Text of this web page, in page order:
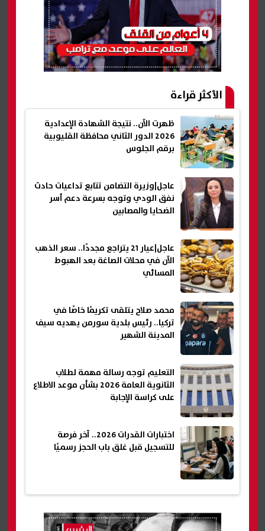
الأكثر قراءة
ظهرت الآن.. نتيجة الشهادة الإعدادية
2026 الدور الثاني محافظة القليوبية
برقم الجلوس
عاجل|وزيرة التضامن تتابع تداعيات حادث
نفق الودي وتوجه بسرعة دعم أسر
الضحايا والمصابين
عاجل|عيار 21 يتراجع مجددًا.. سعر الذهب
الآن في محلات الصاغة بعد الهبوط
المسائي
محمد صلاح يتلقى تكريمًا خاصًا في
تركيا.. رئيس بلدية سورمن يهديه سيف
المدينة الشهير
التعليم توجه رسالة مهمة لطلاب
الثانوية العامة 2026 بشأن موعد الاطلاع
على كراسة الإجابة
اختبارات القدرات 2026.. آخر فرصة
للتسجيل قبل غلق باب الحجز رسميًا